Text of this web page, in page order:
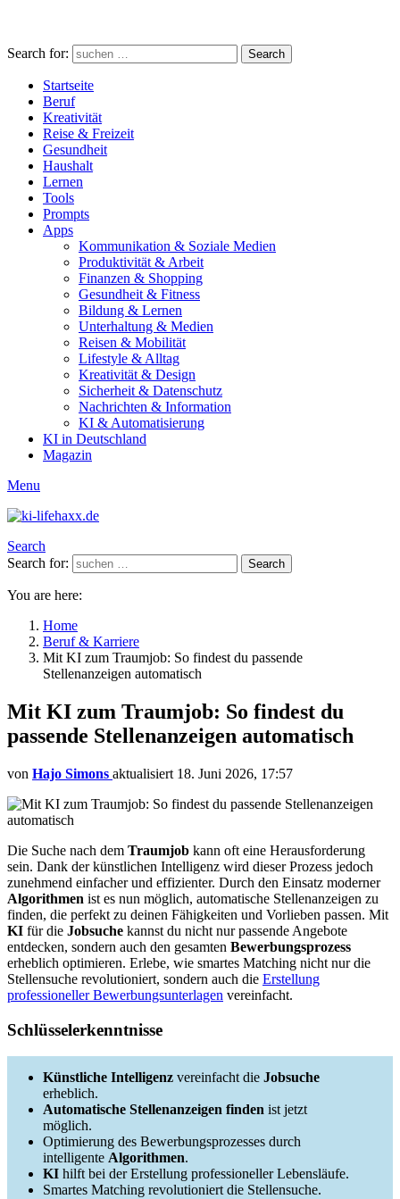
Search for: Search
Startseite
Beruf
Kreativität
Reise & Freizeit
Gesundheit
Haushalt
Lernen
Tools
Prompts
Apps
Kommunikation & Soziale Medien
Produktivität & Arbeit
Finanzen & Shopping
Gesundheit & Fitness
Bildung & Lernen
Unterhaltung & Medien
Reisen & Mobilität
Lifestyle & Alltag
Kreativität & Design
Sicherheit & Datenschutz
Nachrichten & Information
KI & Automatisierung
KI in Deutschland
Magazin
Menu
Search
Search for:
Search
You are here:
Home
Beruf & Karriere
Mit KI zum Traumjob: So findest du passende
Stellenanzeigen automatisch
Mit KI zum Traumjob: So findest du
passende Stellenanzeigen automatisch
von Hajo Simons aktualisiert 18. Juni 2026, 17:57
Die Suche nach dem Traumjob kann oft eine Herausforderung
sein. Dank der künstlichen Intelligenz wird dieser Prozess jedoch
zunehmend einfacher und effizienter. Durch den Einsatz moderner
Algorithmen ist es nun möglich, automatische Stellenanzeigen zu
finden, die perfekt zu deinen Fähigkeiten und Vorlieben passen. Mit
KI für die Jobsuche kannst du nicht nur passende Angebote
entdecken, sondern auch den gesamten Bewerbungsprozess
erheblich optimieren. Erlebe, wie smartes Matching nicht nur die
Stellensuche revolutioniert, sondern auch die Erstellung
professioneller Bewerbungsunterlagen vereinfacht.
Schlüsselerkenntnisse
Künstliche Intelligenz vereinfacht die Jobsuche
erheblich.
Automatische Stellenanzeigen finden ist jetzt
möglich.
Optimierung des Bewerbungsprozesses durch
intelligente Algorithmen.
KI hilft bei der Erstellung professioneller Lebensläufe.
Smartes Matching revolutioniert die Stellensuche.